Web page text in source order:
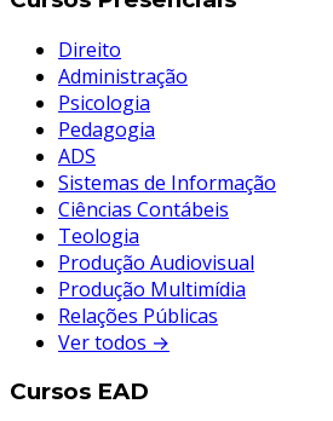
Direito
Administração
Psicologia
Pedagogia
ADS
Sistemas de Informação
Ciências Contábeis
Teologia
Produção Audiovisual
Produção Multimídia
Relações Públicas
Ver todos →
Cursos EAD